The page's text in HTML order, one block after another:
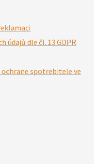
údajů dle čl. 13 GDPR
ochrane spotrebitele ve